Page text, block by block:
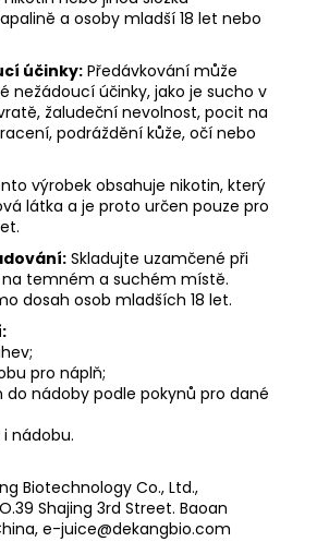
a osoby mladší 18 let nebo
účinky: Předávkování může
nežádoucí účinky, jako je sucho v
žaludeční nevolnost, pocit na
podráždění kůže, očí nebo
výrobek obsahuje nikotin, který
látka a je proto určen pouze pro
Skladujte uzamčené při
na temném a suchém místě.
dosah osob mladších 18 let.
pro náplň;
nádoby podle pokynů pro dané
nádobu.
Biotechnology Co., Ltd.,
Shajing 3rd Street. Baoan
e-juice@dekangbio.com